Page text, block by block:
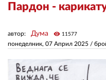
Пардон -
понеделник, 07 Април 2025 /
автор: Дума visibility 11577